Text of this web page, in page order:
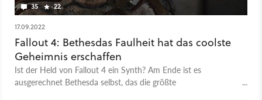
35 22
17.09.2022
Fallout 4: Bethesdas Faulheit hat das coolste
Geheimnis erschaffen
Ist der Held von Fallout 4 ein Synth? Am Ende ist es
ausgerechnet Bethesda selbst, das die größte